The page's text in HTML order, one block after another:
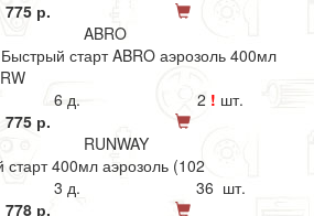
775 р.
ABRO
старт ABRO аэрозоль 400мл
6 д. 2 ! шт.
775 р.
RUNWAY
400мл аэрозоль (102
3 д.
36 шт.
778 р.